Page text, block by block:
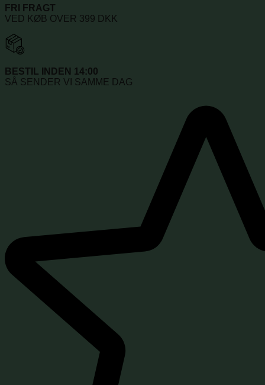
FRI FRAGT
VED KØB OVER 399 DKK
BESTIL INDEN 14:00
SÅ SENDER VI SAMME DAG